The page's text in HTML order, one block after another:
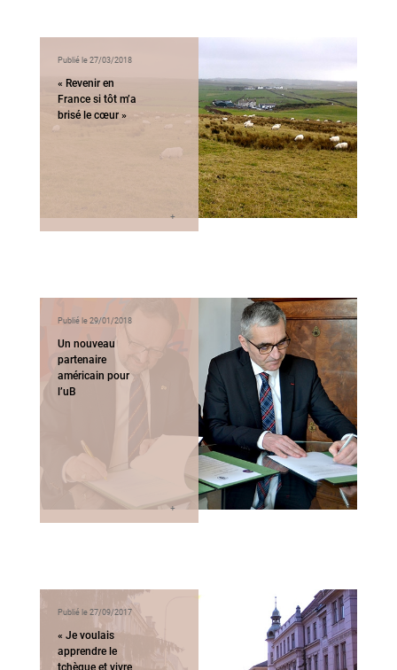
Publié le 27/03/2018
« Revenir en
France si tôt m’a
brisé le cœur »
Publié le 29/01/2018
Un nouveau
partenaire
américain pour
l’uB
Publié le 27/09/2017
« Je voulais
apprendre le